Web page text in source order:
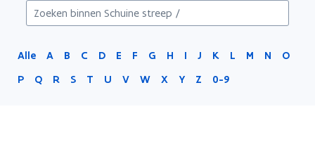
Alle A B C D E F G H I J K L M N
O
P
Q R S T U V W X Y Z 0-9